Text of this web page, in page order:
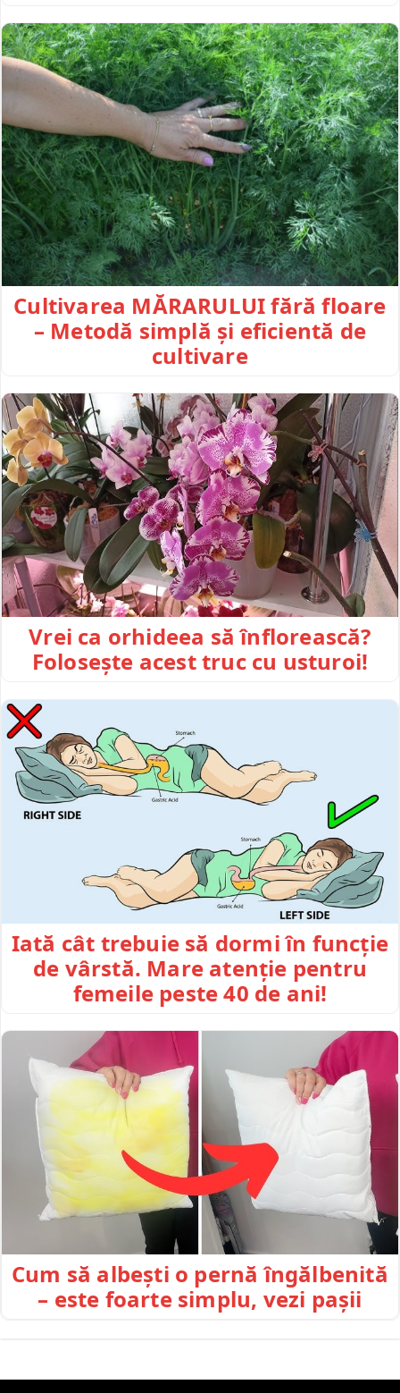
Cultivarea MĂRARULUI fără floare
– Metodă simplă și eficientă de
cultivare
Vrei ca orhideea să înflorească?
Folosește acest truc cu usturoi!
Iată cât trebuie să dormi în funcție
de vârstă. Mare atenție pentru
femeile peste 40 de ani!
Cum să albești o pernă îngălbenită
– este foarte simplu, vezi pașii